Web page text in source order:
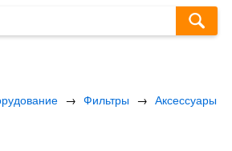
→ Фильтры → Аксессуары